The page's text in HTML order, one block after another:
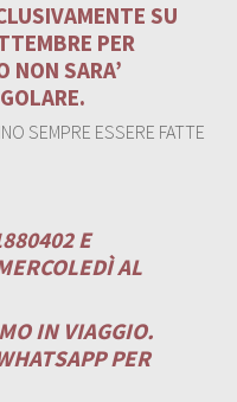
SU
PER
NON SARA’
SEMPRE ESSERE FATTE
E
AL
IN VIAGGIO.
PER